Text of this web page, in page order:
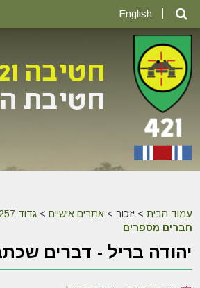
English
עמוד הבית > יזכור >אתרים אישיים >גדוד 257
חברים מספרים
יהודה בריל - דברים